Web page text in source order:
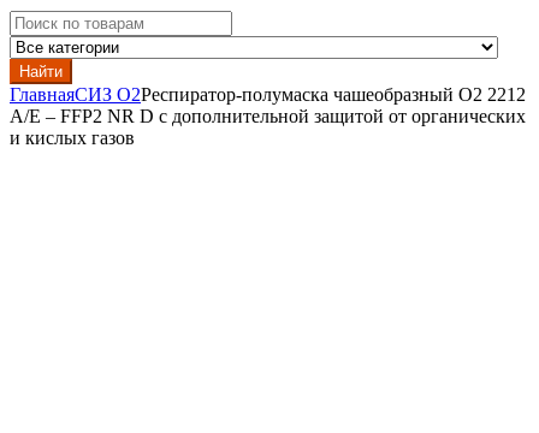
Search
for:
Найти
ГлавнаяСИЗ О2Респиратор-полумаска чашеобразный О2 2212
A/E – FFP2 NR D с дополнительной защитой от органических
и кислых газов